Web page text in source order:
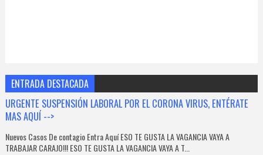
ENTRADA DESTACADA
URGENTE SUSPENSIÓN LABORAL POR EL CORONA VIRUS, ENTÉRATE
MAS AQUÍ -->
Nuevos Casos De contagio Entra Aquí ESO TE GUSTA LA VAGANCIA VAYA A
TRABAJAR CARAJO!!! ESO TE GUSTA LA VAGANCIA VAYA A T...